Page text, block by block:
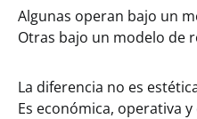
Algunas operan bajo un
Otras bajo un modelo de
La diferencia no es
Es económica, operativa